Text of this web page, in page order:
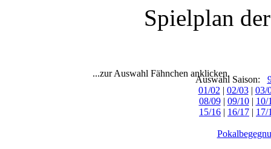
Spielplan
...zur Auswahl Fähnchen anklicken.
Auswahl Saison:
01/02 | 02/03| 03/
08/09| 09/10| 10/
15/16 | 16/17 | 17/